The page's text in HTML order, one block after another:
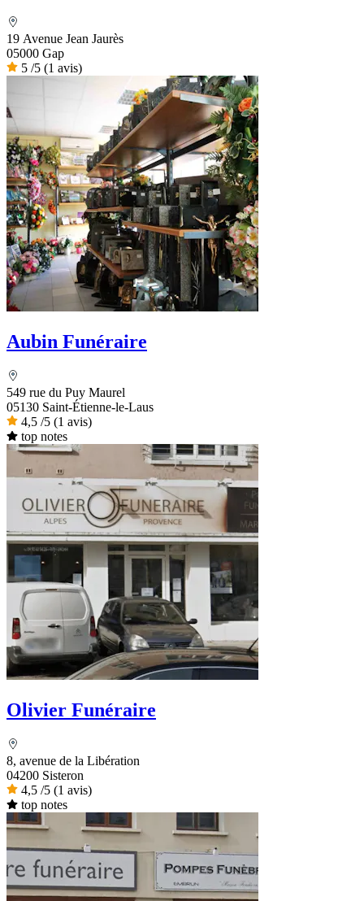
19 Avenue Jean Jaurès
05000 Gap
5 /5 (1 avis)
Aubin Funéraire
549 rue du Puy Maurel
05130 Saint-Étienne-le-Laus
4,5 /5 (1 avis)
top notes
Olivier Funéraire
8, avenue de la Libération
04200 Sisteron
4,5 /5 (1 avis)
top notes